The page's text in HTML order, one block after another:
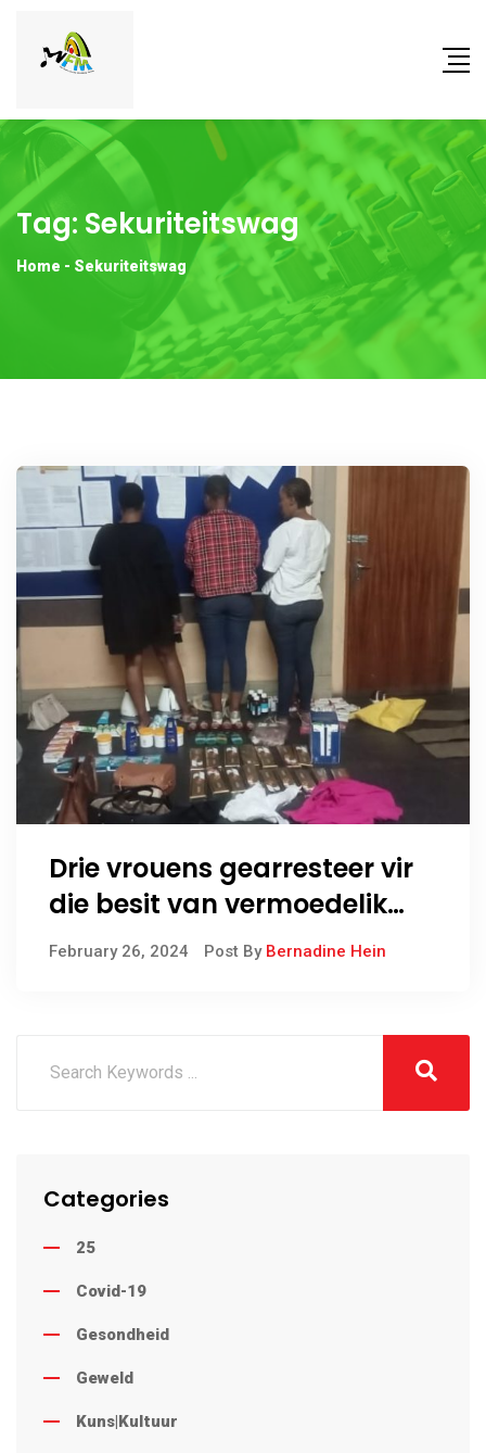
Tag: Sekuriteitswag
Home - Sekuriteitswag
Drie vrouens gearresteer vir
die besit van vermoedelik
gesteelde goedere
February 26, 2024 Post By Bernadine Hein
Categories
25
Covid-19
Gesondheid
Geweld
Kuns|Kultuur